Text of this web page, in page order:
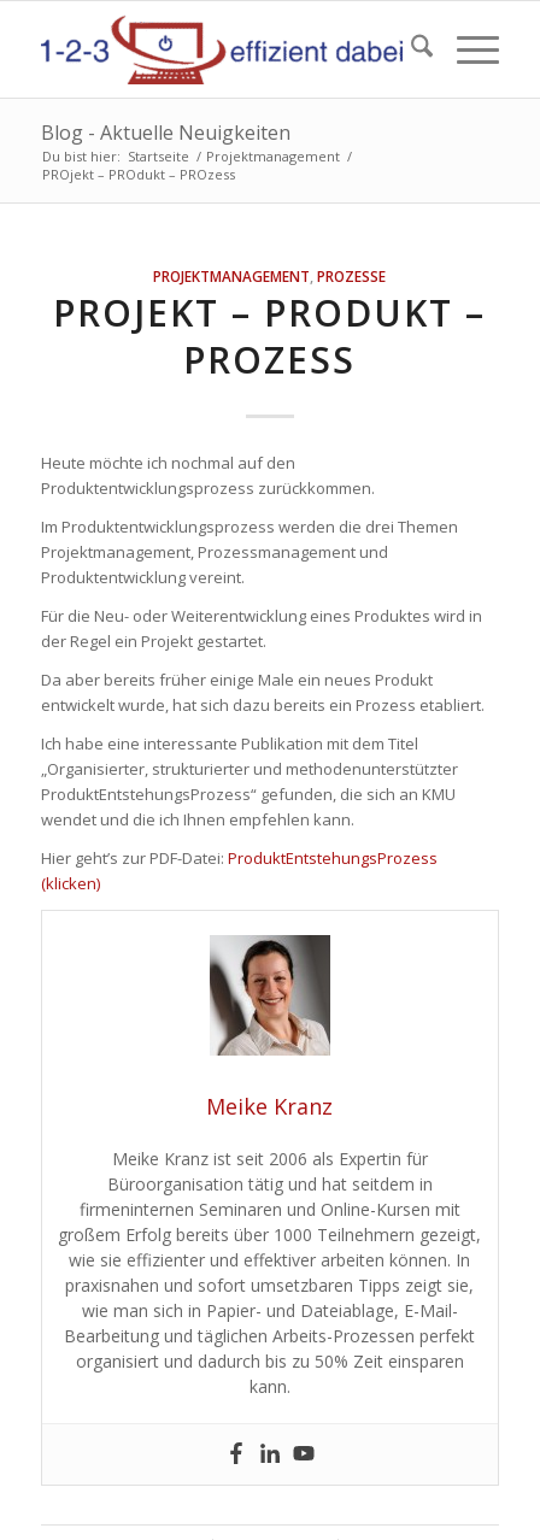
Blog - Aktuelle Neuigkeiten
Du bist hier: Startseite / Projektmanagement /
PROjekt – PROdukt – PROzess
PROJEKTMANAGEMENT ,PROZESSE
PROJEKT – PRODUKT –
PROZESS
Heute möchte ich nochmal auf den
Produktentwicklungsprozess zurückkommen.
Im Produktentwicklungsprozess werden die drei Themen
Projektmanagement, Prozessmanagement und
Produktentwicklung vereint.
Für die Neu- oder Weiterentwicklung eines Produktes wird in
der Regel ein Projekt gestartet.
Da aber bereits früher einige Male ein neues Produkt
entwickelt wurde, hat sich dazu bereits ein Prozess etabliert.
Ich habe eine interessante Publikation mit dem Titel
„Organisierter, strukturierter und methodenunterstützter
ProduktEntstehungsProzess“ gefunden, die sich an KMU
wendet und die ich Ihnen empfehlen kann.
Hier geht’s zur PDF-Datei: ProduktEntstehungsProzess
(klicken)
Meike Kranz
Meike Kranz ist seit 2006 als Expertin für
Büroorganisation tätig und hat seitdem in
firmeninternen Seminaren und Online-Kursen mit
großem Erfolg bereits über 1000 Teilnehmern gezeigt,
wie sie effizienter und effektiver arbeiten können. In
praxisnahen und sofort umsetzbaren Tipps zeigt sie,
wie man sich in Papier- und Dateiablage, E-Mail-
Bearbeitung und täglichen Arbeits-Prozessen perfekt
organisiert und dadurch bis zu 50% Zeit einsparen
kann.